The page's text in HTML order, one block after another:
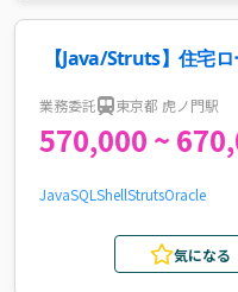
【Java/Struts】住宅
業務委託 東京都 虎ノ門駅
570,000 ~
JavaSQL ShellStrutsOracle
気になる